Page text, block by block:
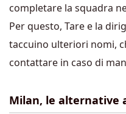
completare la squadra
Per questo, Tare e la
taccuino ulteriori nomi,
contattare in caso di
Milan, le alternative